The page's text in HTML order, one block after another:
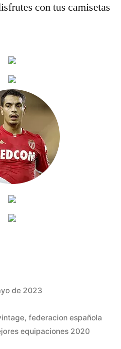
con tus camisetas
de 2023
, federacion española
equipaciones 2020